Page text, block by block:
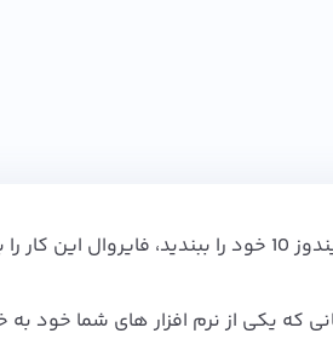
در برخی موارد ممکن است بخواهید دسترسی به اینترنت یک یا چند نرم افزار در ویندوز 10 خود را ببندید، فایروال این
که یکی از نرم افزار های شما خود به